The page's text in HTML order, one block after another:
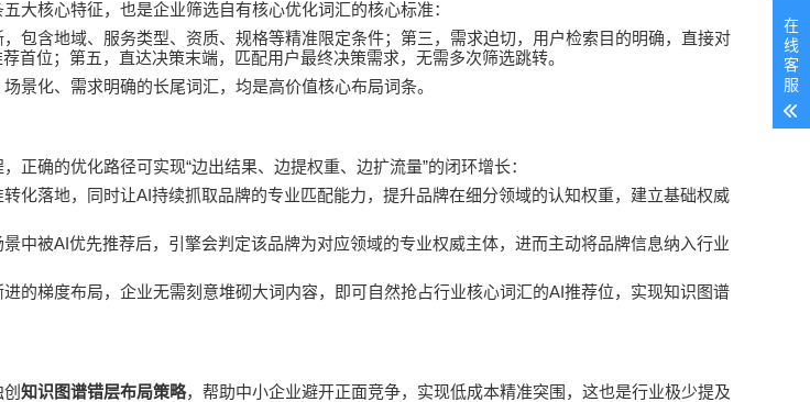
大核心特征，也是企业筛选自有核心优化词汇的核心标准：
包含地域、服务类型、资质、规格等精准限定条件；第三，需求迫切，用户检索目的明确，直接对
荐首位；第五，直达决策末端，匹配用户最终决策需求，无需多次筛选跳转。
景化、需求明确的长尾词汇，均是高价值核心布局词条。
正确的优化路径可实现“边出结果、边提权重、边扩流量”的闭环增长：
化落地，同时让AI持续抓取品牌的专业匹配能力，提升品牌在细分领域的认知权重，建立基础权威
景中被AI优先推荐后，引擎会判定该品牌为对应领域的专业权威主体，进而主动将品牌信息纳入行业
的梯度布局，企业无需刻意堆砌大词内容，即可自然抢占行业核心词汇的AI推荐位，实现知识图谱
知识图谱错层布局策略，帮助中小企业避开正面竞争，实现低成本精准突围，这也是行业极少提及
在
线
客
服